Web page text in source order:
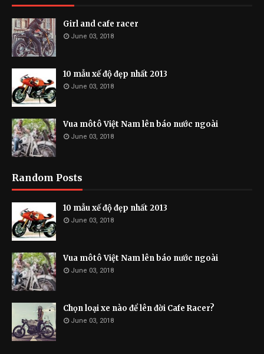
Girl and cafe racer
June 03, 2018
10 mẫu xế độ đẹp nhất 2013
June 03, 2018
Vua môtô Việt Nam lên báo nước ngoài
June 03, 2018
Random Posts
10 mẫu xế độ đẹp nhất 2013
June 03, 2018
Vua môtô Việt Nam lên báo nước ngoài
June 03, 2018
Chọn loại xe nào để lên đời Cafe Racer?
June 03, 2018